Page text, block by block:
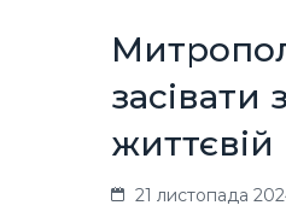
засівати
життєвій
21 листопада